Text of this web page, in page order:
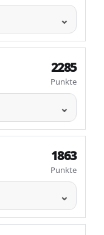
2285
Punkte
1863
Punkte